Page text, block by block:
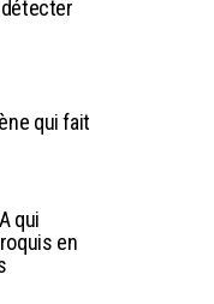
détecter
qui fait
qui
en